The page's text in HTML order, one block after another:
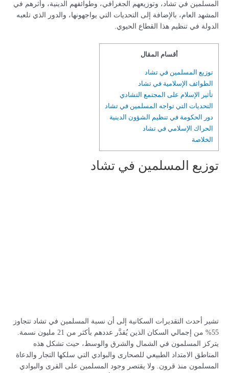
المسلمين في تشاد، وتوزيعهم الجغرافي، وطوائفهم الدينية، وأثرهم في
المشهد العام، بالإضافة إلى التحديات التي يواجهونها، والدور الذي تلعبه
الدولة في تنظيم هذا القطاع الحيوي.
أقسام المقال
توزيع المسلمين في تشاد
الطوائف الإسلامية في تشاد
تأثير الإسلام على المجتمع التشادي
التحديات التي تواجه المسلمين في تشاد
دور الحكومة في تنظيم الشؤون الدينية
الحراك الإسلامي في تشاد
الخلاصة
توزيع المسلمين في تشاد
تشير أحدث التقديرات السكانية إلى أن نسبة المسلمين في تشاد تتجاوز
55% من إجمالي السكان الذين يُقدَّر عددهم بأكثر من 21 مليون نسمة.
يتركز المسلمون في الشمال والشرق والوسط، حيث تشكل هذه
المناطق الامتداد الطبيعي للصحارى والبوادي التي سلكها التجار والدعاة
المسلمون منذ قرون. ولا يقتصر وجود المسلمين على القرى والبوادي